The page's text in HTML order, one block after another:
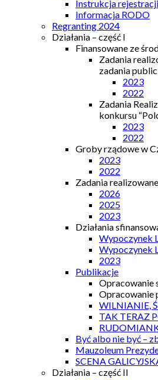
Instrukcja rejestracji
Informacja RODO
Regranting 2024
Działania – część I
Finansowane ze
Zadania
zadania
2023
2022
Zadania
konkursu
2023
2022
Groby rządowe w
2023
2022
Zadania
2026
2025
2023
Działania
Wypoczynek
Wypoczynek
2023
Publikacje
Opracowanie
Opracowanie
WILNIANIE,
TAK TERAZ
Być albo nie być –
Mauzoleum
SCENA
Działania – część II